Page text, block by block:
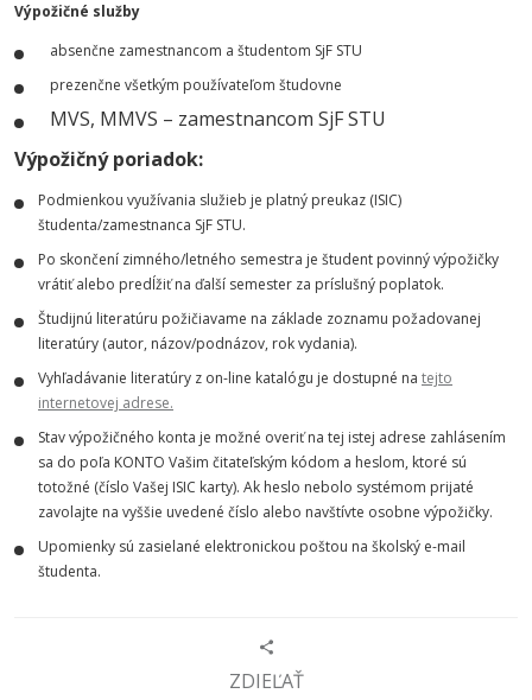
Výpožičné služby
absenčne zamestnancom a študentom SjF STU
prezenčne všetkým používateľom študovne
MVS, MMVS – zamestnancom SjF STU
Výpožičný poriadok:
Podmienkou využívania služieb je platný preukaz (ISIC)
študenta/zamestnanca SjF STU.
Po skončení zimného/letného semestra je študent povinný výpožičky
vrátiť alebo predĺžiť na ďalší semester za príslušný poplatok.
Študijnú literatúru požičiavame na základe zoznamu požadovanej
literatúry (autor, názov/podnázov, rok vydania).
Vyhľadávanie literatúry z on-line katalógu je dostupné na tejto
internetovej adrese.
Stav výpožičného konta je možné overiť na tej istej adrese zahlásením
sa do poľa KONTO Vašim čitateľským kódom a heslom, ktoré sú
totožné (číslo Vašej ISIC karty). Ak heslo nebolo systémom prijaté
zavolajte na vyššie uvedené číslo alebo navštívte osobne výpožičky.
Upomienky sú zasielané elektronickou poštou na školský e-mail
študenta.
ZDIEĽAŤ